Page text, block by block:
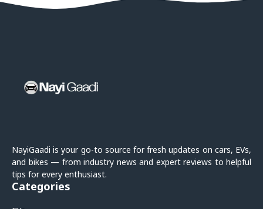
NayiGaadi is your go-to source for fresh updates on cars, EVs,
and bikes — from industry news and expert reviews to helpful
tips for every enthusiast.
Categories